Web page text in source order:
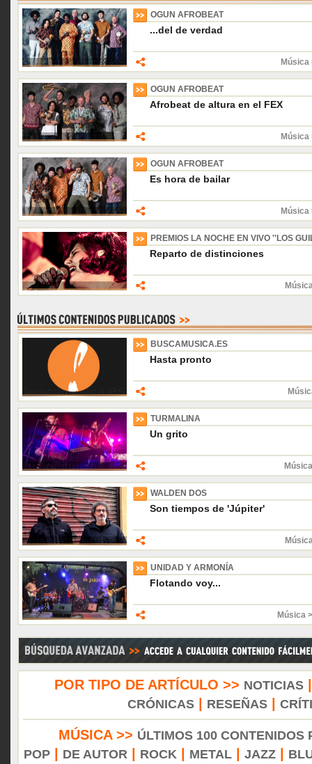
OGUN AFROBEAT
...del de verdad
Música
OGUN AFROBEAT
Afrobeat de altura en el FEX
Música
OGUN AFROBEAT
Es hora de bailar
Música
PREMIOS LA NOCHE EN VIVO ''LOS
Reparto de distinciones
BUSCAMUSICA.ES
Hasta pronto
TURMALINA
Un grito
WALDEN DOS
Son tiempos de 'Júpiter'
UNIDAD Y ARMONÍA
Flotando voy...
Música
POR TIPO DE ARTÍCULO >> NOTICIAS
CRÓNICAS| RESEÑAS|
MÚSICA >> ÚLTIMOS 100 CONTENIDOS
POP| DE AUTOR ROCK METAL| JAZZ|